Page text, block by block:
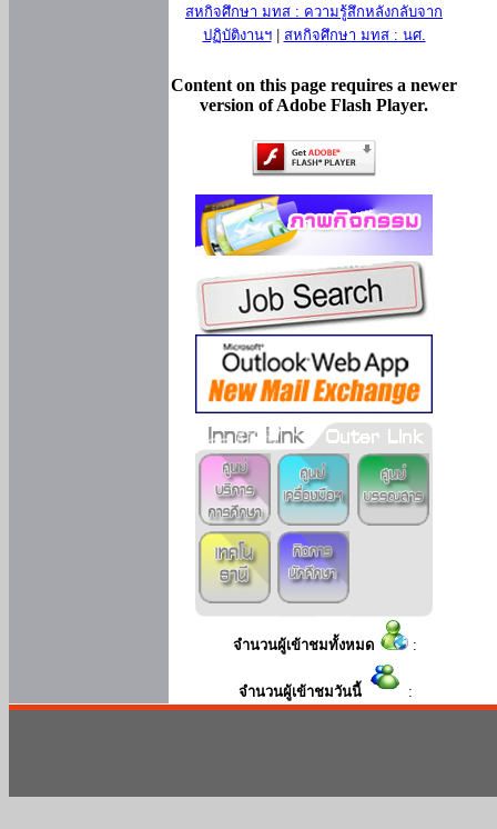
สหกิจศึกษา มทส : ความรู้สึกหลังกลับจาก
ปฏิบัติงานฯ| สหกิจศึกษา มทส : นศ.
Content on this page requires a newer
version of Adobe Flash Player.
จำนวนผู้เข้าชมทั้งหมด :
จำนวนผู้เข้าชมวันนี้ :